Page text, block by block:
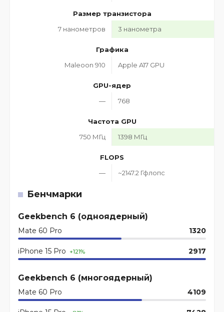
Размер транзистора
7 нанометров
3 нанометра
Графика
Maleoon 910
Apple A17 GPU
GPU-ядер
—
768
Частота GPU
750 МГц
1398 МГц
FLOPS
—
~2147.2 Гфлопс
Бенчмарки
Geekbench 6 (одноядерный)
Mate 60 Pro 1320
iPhone 15 Pro +121% 2917
Geekbench 6 (многоядерный)
Mate 60 Pro 4109